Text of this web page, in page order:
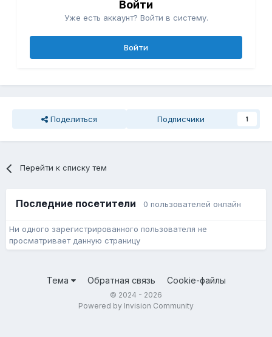
Войти
Уже есть аккаунт? Войти в систему.
Войти
Поделиться Подписчики 1
Перейти к списку тем
Последние посетители 0 пользователей онлайн
Ни одного зарегистрированного пользователя не
просматривает данную страницу
Тема Обратная связь Cookie-файлы
© 2024 - 2026
Powered by Invision Community